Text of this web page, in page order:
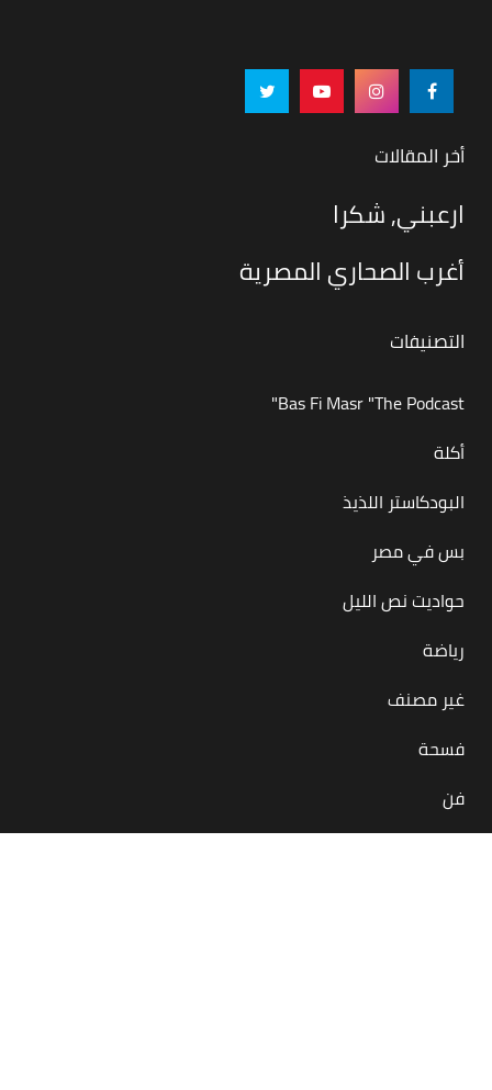
أخر المقالات
ارعبني, شكرا
أغرب الصحاري المصرية
التصنيفات
Bas Fi Masr "The Podcast"
أكلة
البودكاستر اللذيذ
بس في مصر
حواديت نص الليل
رياضة
غير مصنف
فسحة
فن